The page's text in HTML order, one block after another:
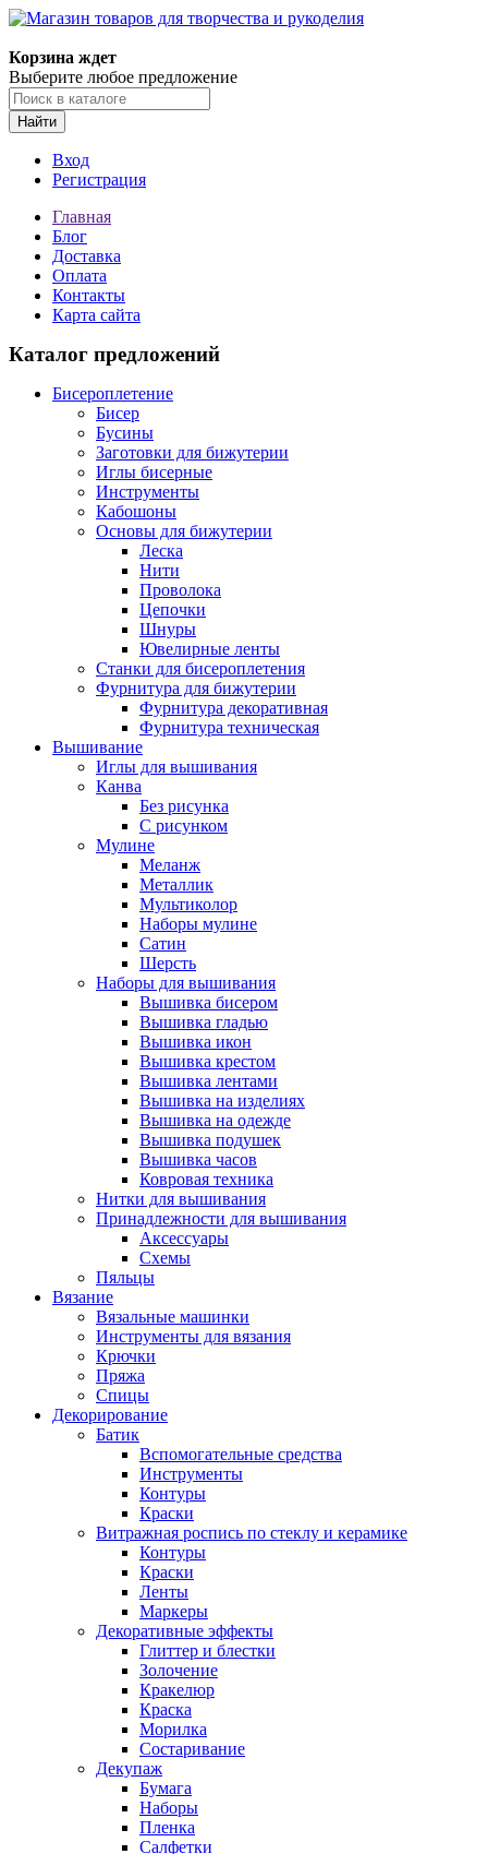
Корзина ждет
Выберите любое предложение
Найти
Вход
Регистрация
Главная
Блог
Доставка
Оплата
Контакты
Карта сайта
Каталог предложений
Бисероплетение
Бисер
Бусины
Заготовки для бижутерии
Иглы бисерные
Инструменты
Кабошоны
Основы для бижутерии
Леска
Нити
Проволока
Цепочки
Шнуры
Ювелирные ленты
Станки для бисероплетения
Фурнитура для бижутерии
Фурнитура декоративная
Фурнитура техническая
Вышивание
Иглы для вышивания
Канва
Без рисунка
С рисунком
Мулине
Меланж
Металлик
Мультиколор
Наборы мулине
Сатин
Шерсть
Наборы для вышивания
Вышивка бисером
Вышивка гладью
Вышивка икон
Вышивка крестом
Вышивка лентами
Вышивка на изделиях
Вышивка на одежде
Вышивка подушек
Вышивка часов
Ковровая техника
Нитки для вышивания
Принадлежности для вышивания
Аксессуары
Схемы
Пяльцы
Вязание
Вязальные машинки
Инструменты для вязания
Крючки
Пряжа
Спицы
Декорирование
Батик
Вспомогательные средства
Инструменты
Контуры
Краски
Витражная роспись по стеклу и керамике
Контуры
Краски
Ленты
Маркеры
Декоративные эффекты
Глиттер и блестки
Золочение
Кракелюр
Краска
Морилка
Состаривание
Декупаж
Бумага
Наборы
Пленка
Салфетки